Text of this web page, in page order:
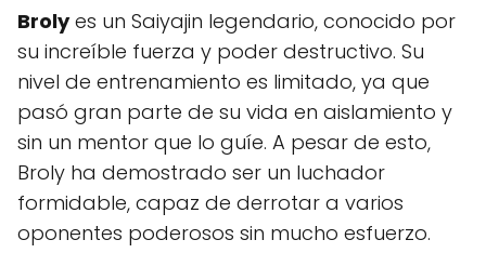
Brolyes un Saiyajin legendario, conocido por
su increíble fuerza y poder destructivo. Su
nivel de entrenamiento es limitado, ya que
pasó gran parte de su vida en aislamiento y
sin un mentor que lo guíe. A pesar de esto,
Broly ha demostrado ser un luchador
formidable, capaz de derrotar a varios
oponentes poderosos sin mucho esfuerzo.